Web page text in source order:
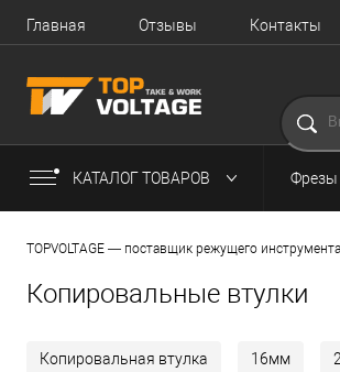
Главная Отзывы Контакты
КАТАЛОГ ТОВАРОВ Фрезы
TOPVOLTAGE — поставщик режущего инструмента
Копировальные втулки
Копировальная втулка 16мм